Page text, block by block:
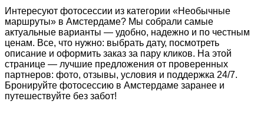
Интересуют фотосессии из категории «Необычные
маршруты» в Амстердаме? Мы собрали самые
актуальные варианты — удобно, надежно и по честным
ценам. Все, что нужно: выбрать дату, посмотреть
описание и оформить заказ за пару кликов. На этой
странице — лучшие предложения от проверенных
партнеров: фото, отзывы, условия и поддержка 24/7.
Бронируйте фотосессию в Амстердаме заранее и
путешествуйте без забот!